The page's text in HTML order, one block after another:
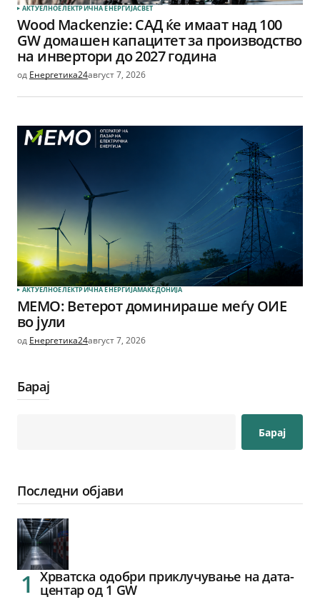
АКТУЕЛНОЕЛЕКТРИЧНА ЕНЕРГИЈАСВЕТ
Wood Mackenzie: САД ќе имаат над 100
GW домашен капацитет за производство
на инвертори до 2027 година
од Енергетика24август 7, 2026
АКТУЕЛНОЕЛЕКТРИЧНА ЕНЕРГИЈАМАКЕДОНИЈА
МЕМО: Ветерот доминираше меѓу ОИЕ
во јули
од Енергетика24август 7, 2026
Барај
Барај
Последни објави
Хрватска одобри приклучување на дата-
центар од 1 GW